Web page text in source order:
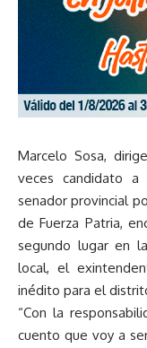
Marcelo Sosa,
veces candidato
senador provincial
de Fuerza Patria,
segundo lugar en
local, el
inédito para el
“Con la
cuento que voy a